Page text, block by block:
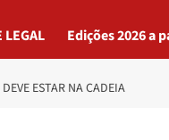
LEGAL Edições 2026 a
ESTAR NA CADEIA